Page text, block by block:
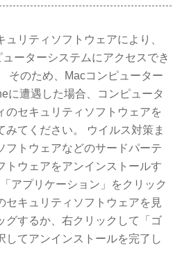
リティソフトウェアにより、
ーターシステムにアクセスでき
そのため、Macコンピューター
に遭遇した場合、コンピュータ
のセキュリティソフトウェアを
みてください。 ウイルス対策ま
フトウェアなどのサードパーテ
トウェアをアンインストールす
アプリケーション」をクリック
セキュリティソフトウェアを見
グするか、右クリックして「ゴ
してアンインストールを完了し